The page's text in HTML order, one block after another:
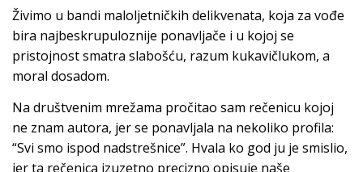
Živimo u bandi maloljetničkih delikvenata, koja za vođe
bira najbeskrupuloznije ponavljače i u kojoj se
pristojnost smatra slabošću, razum kukavičlukom, a
moral dosadom.
Na društvenim mrežama pročitao sam rečenicu kojoj
ne znam autora, jer se ponavljala na nekoliko profila:
“Svi smo ispod nadstrešnice”. Hvala ko god ju je smislio,
jer ta rečenica izuzetno precizno opisuje naše